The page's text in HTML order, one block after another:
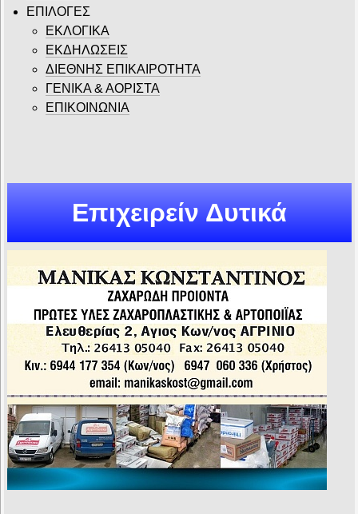
ΕΠΙΛΟΓΕΣ
ΕΚΛΟΓΙΚΑ
ΕΚΔΗΛΩΣΕΙΣ
ΔΙΕΘΝΗΣ ΕΠΙΚΑΙΡΟΤΗΤΑ
ΓΕΝΙΚΑ & ΑΟΡΙΣΤΑ
ΕΠΙΚΟΙΝΩΝΙΑ
Επιχειρείν Δυτικά